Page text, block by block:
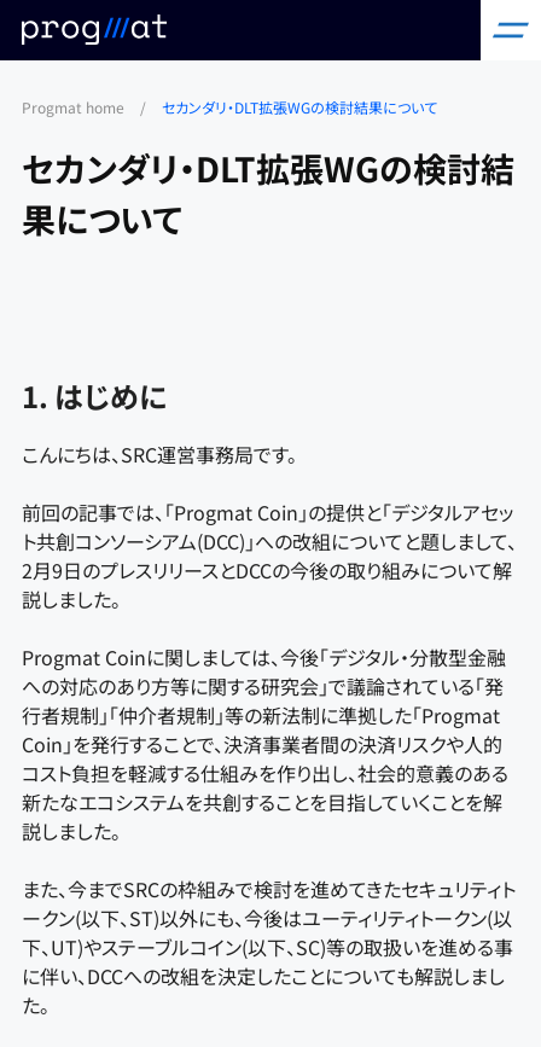
Progmat home / セカンダリ・DLT拡張WGの検討結果について
セカンダリ・DLT拡張WGの検討結
果について
1. はじめに
こんにちは、SRC運営事務局です。
前回の記事では、「Progmat Coin」の提供と「デジタルアセッ
ト共創コンソーシアム(DCC)」への改組についてと題しまして、
2月9日のプレスリリースとDCCの今後の取り組みについて解
説しました。
Progmat Coinに関しましては、今後「デジタル・分散型金融
への対応のあり方等に関する研究会」で議論されている「発
行者規制」「仲介者規制」等の新法制に準拠した「Progmat
Coin」を発行することで、決済事業者間の決済リスクや人的
コスト負担を軽減する仕組みを作り出し、社会的意義のある
新たなエコシステムを共創することを目指していくことを解
説しました。
また、今までSRCの枠組みで検討を進めてきたセキュリティト
ークン(以下、ST)以外にも、今後はユーティリティトークン(以
下、UT)やステーブルコイン(以下、SC)等の取扱いを進める事
に伴い、DCCへの改組を決定したことについても解説しまし
た。